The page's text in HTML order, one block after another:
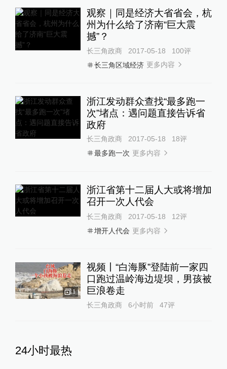
观察｜同是经济大省省会，杭
州为什么给了济南“巨大震
撼”？
长三角政商 2017-05-18 100评
长三角区域经济 更多内容
浙江发动群众查找“最多跑一
次”堵点：遇问题直接告诉省
政府
长三角政商 2017-05-18 18评
最多跑一次 更多内容
浙江省第十二届人大或将增加
召开一次人代会
长三角政商 2017-05-18 12评
增开人代会 更多内容
1
视频丨“白海豚”登陆前一家四
口跑过温岭海边堤坝，男孩被
巨浪卷走
长三角政商 6小时前 47评
24小时最热